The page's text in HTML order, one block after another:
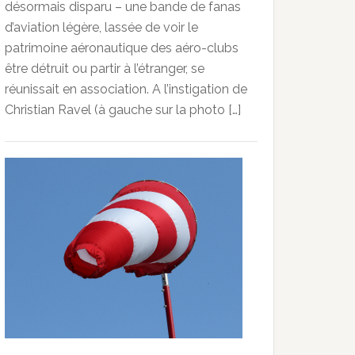
désormais disparu – une bande de fanas
d’aviation légère, lassée de voir le
patrimoine aéronautique des aéro-clubs
être détruit ou partir à l’étranger, se
réunissait en association. A l’instigation de
Christian Ravel (à gauche sur la photo […]